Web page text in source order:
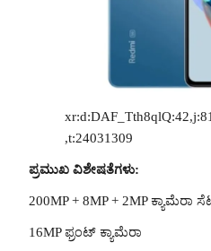
,t:24031309
ಪ್ರಮುಖ ವಿಶೇಷತೆಗಳು:
200MP + 8MP + 2MP ಕ್ಯಾಮೆರಾ
16MP ಫ್ರಂಟ್ ಕ್ಯಾಮೆರಾ